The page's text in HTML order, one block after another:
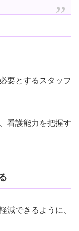
要とするスタッフ
看護能力を把握す
減できるように、